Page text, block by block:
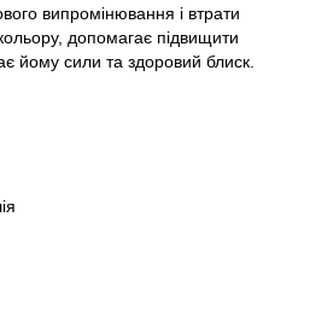
випромінювання і втрати
допомагає підвищити
йому сили та здоровий блиск.